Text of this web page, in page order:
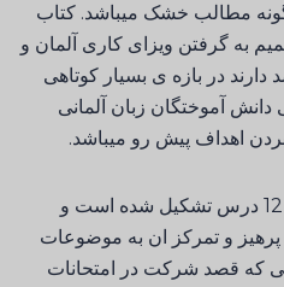
مطالب خشک میباشد. کتاب
به گرفتن ویزای کاری آلمان و
دارند در بازه ی بسیار کوتاهی
دانش آموختگان زبان آلمانی
اهداف پیش رو میباشد.
کتاب منشن از 4 بخش و جمعا 12 درس تشکیل شده است و
و تمرکز ان به موضوعات
که قصد شرکت در امتحانات